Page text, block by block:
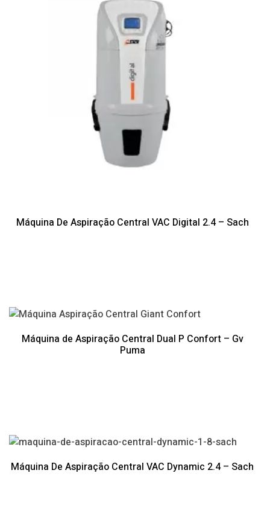
Máquina De Aspiração Central VAC Digital 2.4 – Sach
Máquina de Aspiração Central Dual P Confort – Gv
Puma
Máquina De Aspiração Central VAC Dynamic 2.4 – Sach